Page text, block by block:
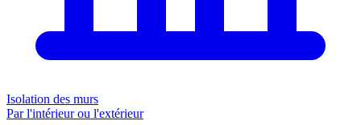
Isolation des murs
Par l'intérieur ou l'extérieur